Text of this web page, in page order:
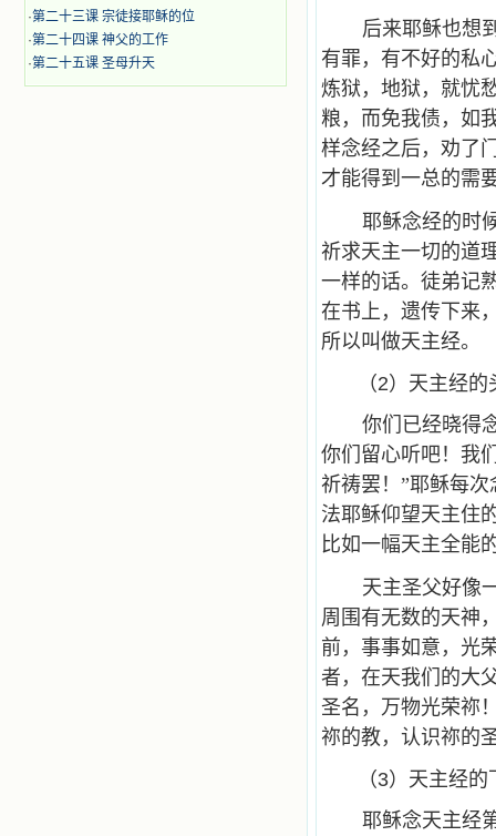
·第二十三课 宗徒接耶稣的位
·第二十四课 神父的工作
·第二十五课 圣母升天
后来耶稣也想
有罪，有不好的私
炼狱，地狱，就忧
粮，而免我债，如
样念经之后，劝了
才能得到一总的需
耶稣念经的时
祈求天主一切的道
一样的话。徒弟记
在书上，遗传下来
所以叫做天主经。
（2）天主经
你们已经晓得
你们留心听吧！我
祈祷罢！”耶稣每
法耶稣仰望天主住
比如一幅天主全能
天主圣父好像
周围有无数的天神
前，事事如意，光
者，在天我们的大
圣名，万物光荣祢
祢的教，认识祢的
（3）天主经
耶稣念天主经